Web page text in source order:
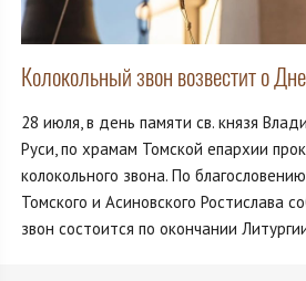
Колокольный звон возвестит о
28 июля, в день памяти св. князя
Руси, по храмам Томской епархии
колокольного звона. По
Томского и Асиновского Ростислава
звон состоится по окончании